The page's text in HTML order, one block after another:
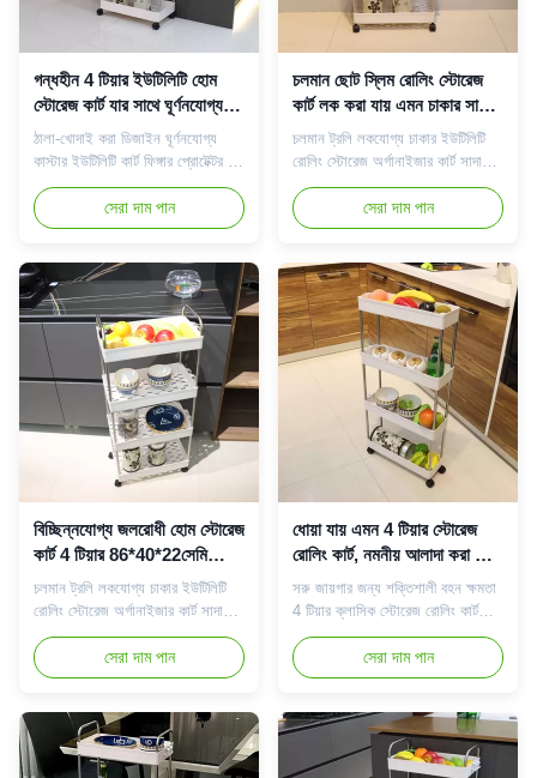
গন্ধহীন 4 টিয়ার ইউটিলিটি হোম
স্টোরেজ কার্ট যার সাথে ঘূর্ণনযোগ্য
কাস্টার ফাঁপা খোদাই করা হয়েছে
ঠালা-খোদাই করা ডিজাইন ঘূর্ণনযোগ্য
কাস্টার ইউটিলিটি কার্ট ফিঙ্গার প্রোটেক্টর সহ
চলমান স্টোরেজ কার্ট: মজবুত প্লাস্টিক
এবং স্টেইনলেস স্টীল নির্মাণ, দুটি
অর্গনোমিক হ্যান্ডেল এবং চারটি 360°
স্টোরেজ কার্টটি যেখানে খুশি সরানো এবং
ব্যবহার করা সহজ করে তোলে, এটি
অমসৃণ মেঝেতে ...
সেরা দাম পান
চলমান ছোট স্লিম রোলিং স্টোরেজ
কার্ট লক করা যায় এমন চাকার সাথে
ঘন প্লাস্টিক
চলমান ট্রলি লকযোগ্য চাকার ইউটিলিটি
রোলিং স্টোরেজ অর্গানাইজার কার্ট সাদা
এবং ফাঁপা-আউট নীচের নকশা, চেহারা
সহজ এবং সুন্দর, ঝুড়ি আকৃতির শেলফ ভাল
নিষ্কাশন আছে, পরিষ্কার করা সহজ, এবং
ড্রেনিং ঝুড়ি হিসাবে ব্যবহার করা যেতে
পারে, রান্নাঘর, বাথরুম এবং অন্যান্য
জায়গায় ব...
সেরা দাম পান
বিচ্ছিন্নযোগ্য জলরোধী হোম স্টোরেজ
কার্ট 4 টিয়ার 86*40*22সেমি
ইনস্টলযোগ্য
চলমান ট্রলি লকযোগ্য চাকার ইউটিলিটি
রোলিং স্টোরেজ অর্গানাইজার কার্ট সাদা
এবং ফাঁপা-আউট নীচের নকশা, চেহারা
সহজ এবং সুন্দর, ঝুড়ি আকৃতির শেলফ ভাল
নিষ্কাশন আছে, পরিষ্কার করা সহজ, এবং
ড্রেনিং ঝুড়ি হিসাবে ব্যবহার করা যেতে
পারে, রান্নাঘর, বাথরুম এবং অন্যান্য
জায়গায় ব...
সেরা দাম পান
ধোয়া যায় এমন 4 টিয়ার স্টোরেজ
রোলিং কার্ট, নমনীয় আলাদা করা যায়
এমন সংকীর্ণ স্টোরেজ ট্রলি
সরু জায়গার জন্য শক্তিশালী বহন ক্ষমতা
4 টিয়ার ক্লাসিক স্টোরেজ রোলিং কার্ট
অল-রাউন্ড স্পেস উইজার্ড: 86*40*12.5
সেমি মাপের এই স্টোরেজ কার্ট, আপনি
এটিকে যেকোনো জায়গায় রাখতে পারেন,
ইত্যাদি। বিশেষ করে ক্যাবিনেট এবং
রেফ্রিজারেটরের মধ্যে সংকীর্ণ ব্যবধান।
জায়গা যে...
সেরা দাম পান